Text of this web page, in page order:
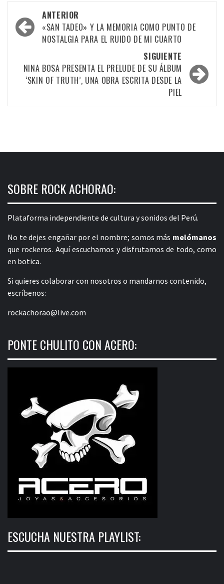
Navegación
por
entradas
ANTERIOR
«SAN TADEO» Y LA MEMORIA COMO PUNTO DE
NOSTALGIA PARA EL RUIDO DE MI CUARTO
SIGUIENTE
NINA BOSA PRESENTA EL PRELUDE DE SU ÁLBUM
‘SKIN OF TRUTH’, UNA OBRA ESCRITA DESDE LA
PIEL
SOBRE ROCK ACHORAO:
Plataforma independiente de cultura y sonidos del Perú.
No te dejes engañar por el nombre; somos más melómanos
que rockeros. Aquí escuchamos y disfrutamos de todo, como
en botica.
Si quieres colaborar con nosotros o mandarnos contenido,
escríbenos:
rockachorao@live.com
PONTE CHULITO CON ACERO:
ESCUCHA NUESTRA PLAYLIST: